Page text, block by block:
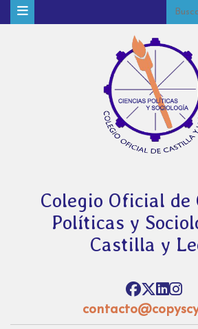
Colegio Oficial de
Políticas y
Castilla y